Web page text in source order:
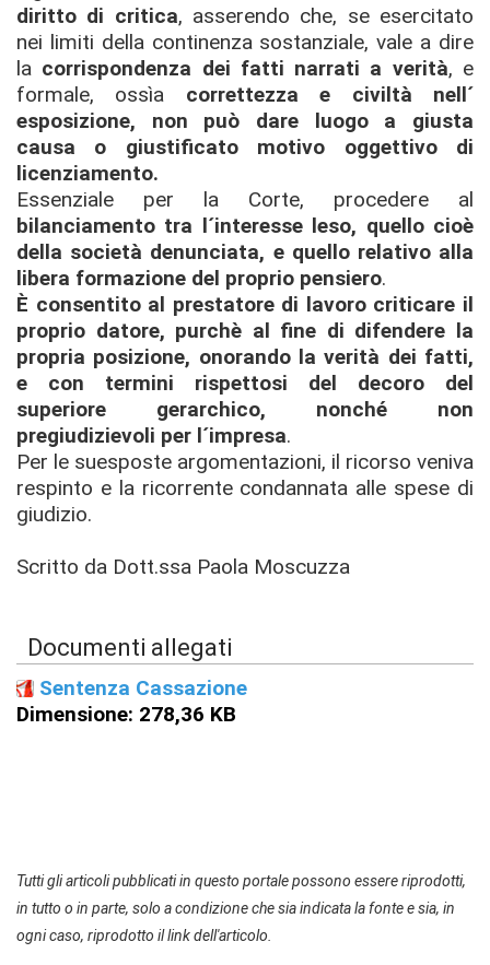
diritto di critica, asserendo che, se esercitato
nei limiti della continenza sostanziale, vale a dire
la corrispondenza dei fatti narrati a verità, e
formale, ossìa correttezza e civiltà nell´
esposizione, non può dare luogo a giusta
causa o giustificato motivo oggettivo di
licenziamento.
Essenziale per la Corte, procedere al
bilanciamento tra l´interesse leso, quello cioè
della società denunciata, e quello relativo alla
libera formazione del proprio pensiero.
È consentito al prestatore di lavoro criticare il
proprio datore, purchè al fine di difendere la
propria posizione, onorando la verità dei fatti,
e con termini rispettosi del decoro del
superiore gerarchico, nonché non
pregiudizievoli per l´impresa.
Per le suesposte argomentazioni, il ricorso veniva
respinto e la ricorrente condannata alle spese di
giudizio.
Scritto da Dott.ssa Paola Moscuzza
Documenti allegati
Sentenza Cassazione
Dimensione: 278,36 KB
Tutti gli articoli pubblicati in questo portale possono essere riprodotti,
in tutto o in parte, solo a condizione che sia indicata la fonte e sia, in
ogni caso, riprodotto il link dell'articolo.